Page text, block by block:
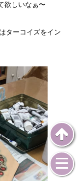
欲しいなぁ〜
ターコイズをイン